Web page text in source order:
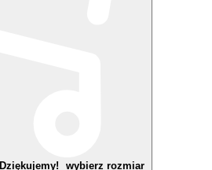
Dziękujemy! wybierz rozmiar